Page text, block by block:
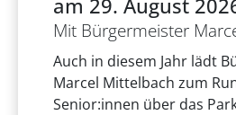
am 29. August
Mit Bürgermeister
Auch in diesem Jahr lädt
Marcel Mittelbach zum
Senior:innen über das